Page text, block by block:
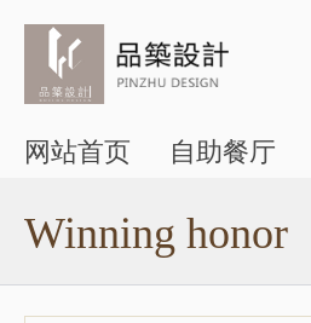
网站首页 自助餐厅
Winning honor